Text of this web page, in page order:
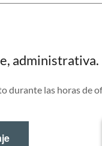
administrativa.
durante las horas de